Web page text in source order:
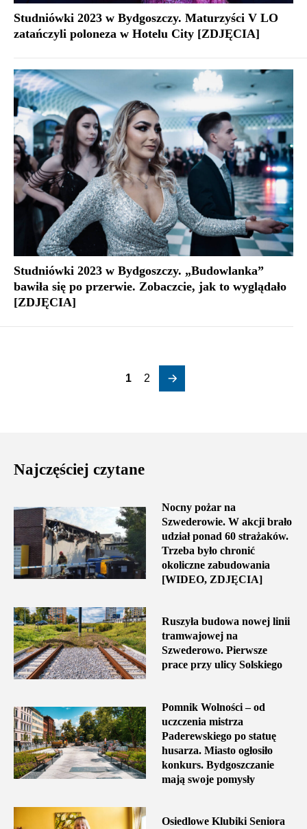
Studniówki 2023 w Bydgoszczy. Maturzyści V LO
zatańczyli poloneza w Hotelu City [ZDJĘCIA]
Studniówki 2023 w Bydgoszczy. „Budowlanka”
bawiła się po przerwie. Zobaczcie, jak to wyglądało
[ZDJĘCIA]
1 2
Najczęściej czytane
Nocny pożar na
Szwederowie. W akcji brało
udział ponad 60 strażaków.
Trzeba było chronić
okoliczne zabudowania
[WIDEO, ZDJĘCIA]
Ruszyła budowa nowej linii
tramwajowej na
Szwederowo. Pierwsze
prace przy ulicy Solskiego
Pomnik Wolności – od
uczczenia mistrza
Paderewskiego po statuę
husarza. Miasto ogłosiło
konkurs. Bydgoszczanie
mają swoje pomysły
Osiedlowe Klubiki Seniora